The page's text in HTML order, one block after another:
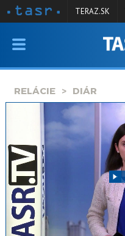
VYSIELANIE
SPRAVODAJSTVO
KONTAKT
ARCHÍV
TERAZ.SK
RELÁCIE DIÁR